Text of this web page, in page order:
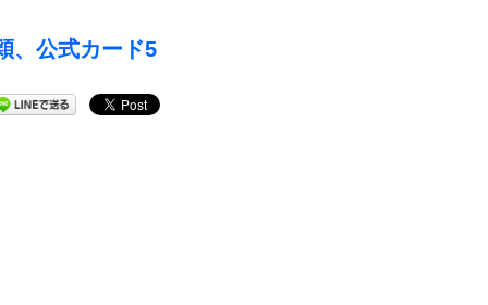
、公式カード5